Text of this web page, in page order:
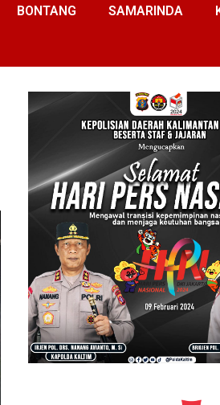
BONTANG SAMARINDA